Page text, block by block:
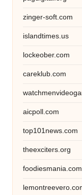
zinger-soft.com
islandtimes.us
lockeober.com
careklub.com
aicpoll.com
top101news.com
theexciters.org
foodiesmania.com